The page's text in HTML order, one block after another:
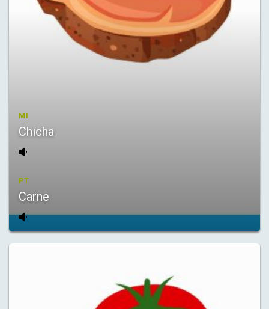
MI
Chicha
PT
Carne